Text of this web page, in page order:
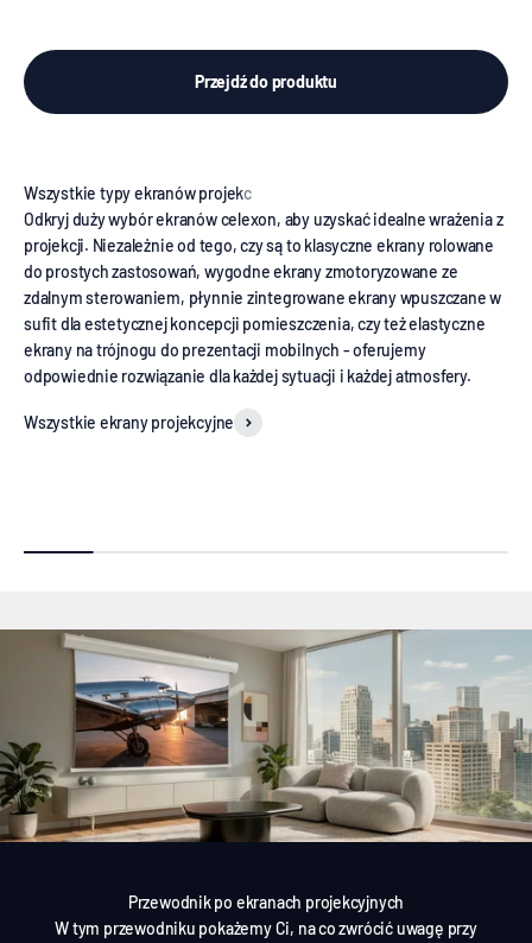
Przejdź do produktu
Odkryj duży wybór ekranów celexon, aby uzyskać idealne wrażenia z
projekcji. Niezależnie od tego, czy są to klasyczne ekrany rolowane
do prostych zastosowań, wygodne ekrany zmotoryzowane ze
zdalnym sterowaniem, płynnie zintegrowane ekrany wpuszczane w
sufit dla estetycznej koncepcji pomieszczenia, czy też elastyczne
ekrany na trójnogu do prezentacji mobilnych - oferujemy
odpowiednie rozwiązanie dla każdej sytuacji i każdej atmosfery.
Wszystkie ekrany projekcyjne
Przewodnik po ekranach projekcyjnych
W tym przewodniku pokażemy Ci, na co zwrócić uwagę przy